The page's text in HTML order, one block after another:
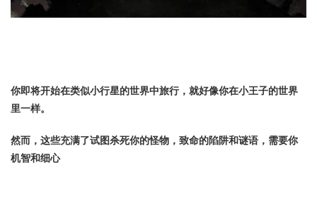
你即将开始在类似小行星的世界中旅行，就好像你在小王子的世界
里一样。
然而，这些充满了试图杀死你的怪物，致命的陷阱和谜语，需要你
机智和细心